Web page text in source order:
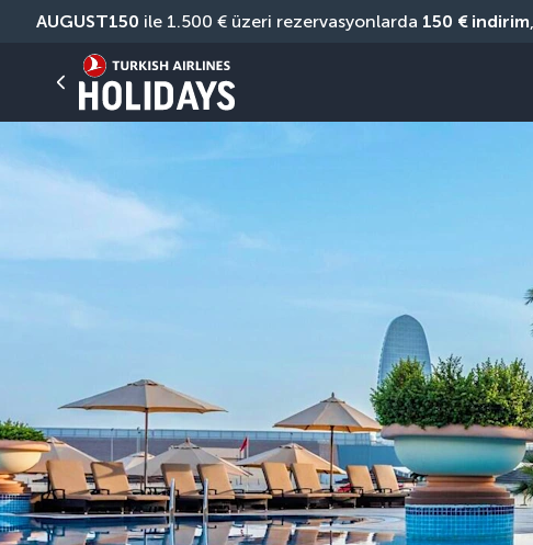
AUGUST150 ile 1.500 € üzeri rezervasyonlarda 150 € indirim,